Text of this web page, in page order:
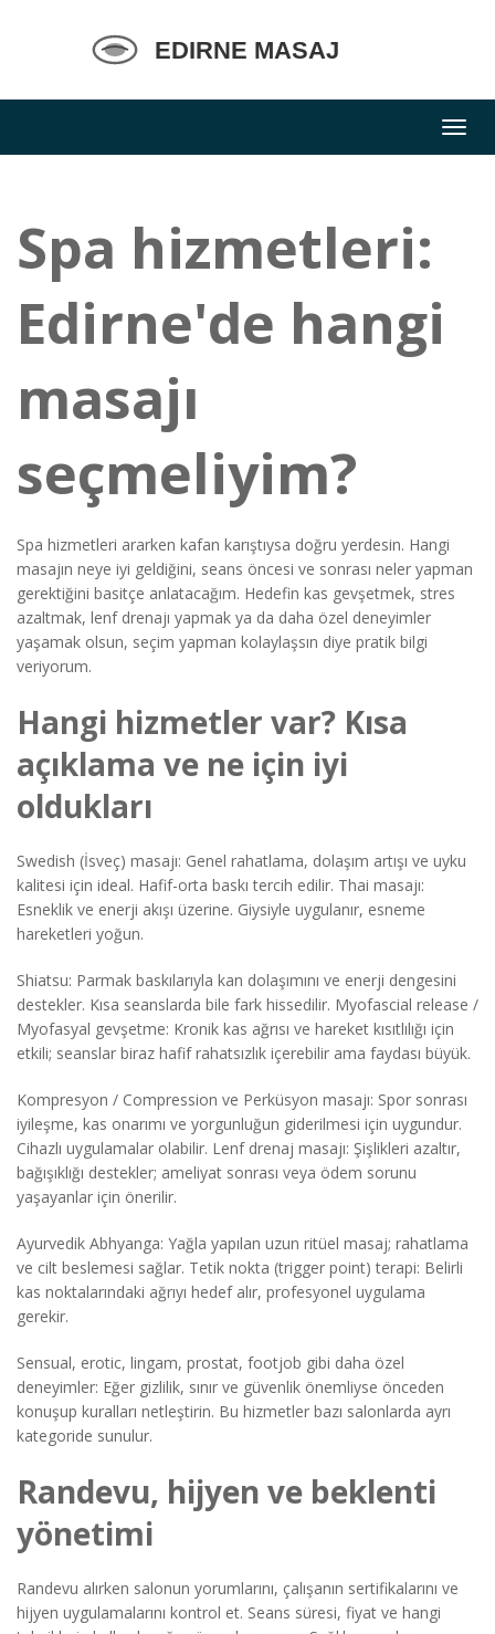
Spa hizmetleri:
Edirne'de hangi
masajı
seçmeliyim?
Spa hizmetleri ararken kafan karıştıysa doğru yerdesin. Hangi
masajın neye iyi geldiğini, seans öncesi ve sonrası neler yapman
gerektiğini basitçe anlatacağım. Hedefin kas gevşetmek, stres
azaltmak, lenf drenajı yapmak ya da daha özel deneyimler
yaşamak olsun, seçim yapman kolaylaşsın diye pratik bilgi
veriyorum.
Hangi hizmetler var? Kısa
açıklama ve ne için iyi
oldukları
Swedish (İsveç) masajı: Genel rahatlama, dolaşım artışı ve uyku
kalitesi için ideal. Hafif-orta baskı tercih edilir. Thai masajı:
Esneklik ve enerji akışı üzerine. Giysiyle uygulanır, esneme
hareketleri yoğun.
Shiatsu: Parmak baskılarıyla kan dolaşımını ve enerji dengesini
destekler. Kısa seanslarda bile fark hissedilir. Myofascial release /
Myofasyal gevşetme: Kronik kas ağrısı ve hareket kısıtlılığı için
etkili; seanslar biraz hafif rahatsızlık içerebilir ama faydası büyük.
Kompresyon / Compression ve Perküsyon masajı: Spor sonrası
iyileşme, kas onarımı ve yorgunluğun giderilmesi için uygundur.
Cihazlı uygulamalar olabilir. Lenf drenaj masajı: Şişlikleri azaltır,
bağışıklığı destekler; ameliyat sonrası veya ödem sorunu
yaşayanlar için önerilir.
Ayurvedik Abhyanga: Yağla yapılan uzun ritüel masaj; rahatlama
ve cilt beslemesi sağlar. Tetik nokta (trigger point) terapi: Belirli
kas noktalarındaki ağrıyı hedef alır, profesyonel uygulama
gerekir.
Sensual, erotic, lingam, prostat, footjob gibi daha özel
deneyimler: Eğer gizlilik, sınır ve güvenlik önemliyse önceden
konuşup kuralları netleştirin. Bu hizmetler bazı salonlarda ayrı
kategoride sunulur.
Randevu, hijyen ve beklenti
yönetimi
Randevu alırken salonun yorumlarını, çalışanın sertifikalarını ve
hijyen uygulamalarını kontrol et. Seans süresi, fiyat ve hangi